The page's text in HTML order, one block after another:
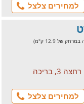
למחירים צלצל
של 12.9 ק"מ)
למחירים צלצל